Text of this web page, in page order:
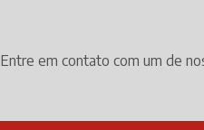
Entre em contato com um de